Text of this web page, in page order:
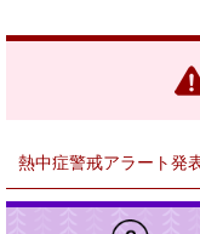
リ
熱中症警戒アラート発